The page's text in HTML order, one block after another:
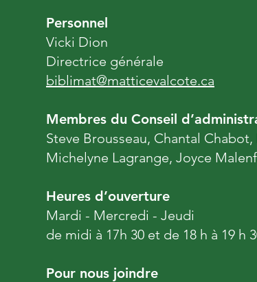
Personnel
Vicki Dion
Directrice générale
biblimat@matticevalcote.ca
Membres du Conseil
Steve Brousseau, Chantal
Michelyne Lagrange, Joyce
Heures d’ouverture
Mardi - Mercredi - Jeudi
de midi à 17h 30 et de 18 h à 19 h
Pour nous joindre